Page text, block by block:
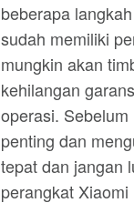
beberapa
sudah memiliki
mungkin akan
kehilangan
operasi.
penting dan
tepat dan jangan
perangkat